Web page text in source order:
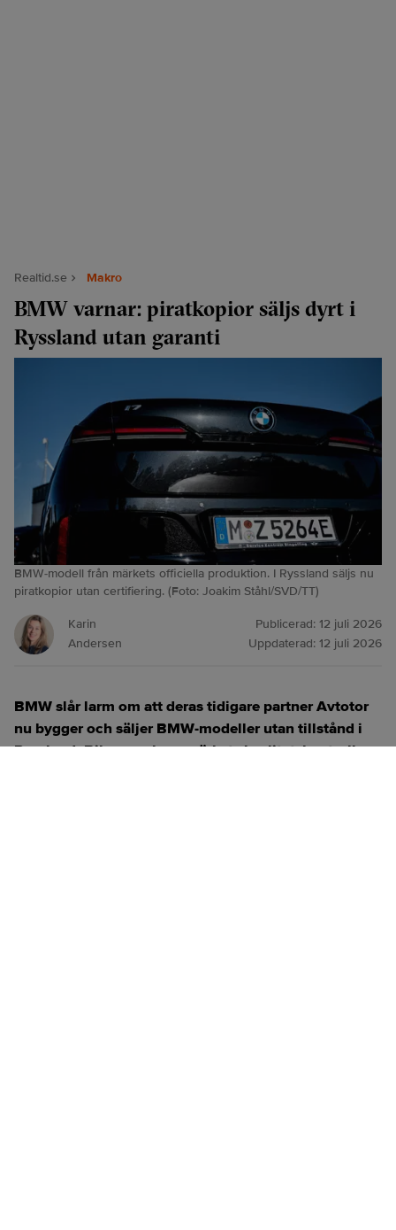
Realtid.se Makro
BMW varnar: piratkopior säljs dyrt i
Ryssland utan garanti
BMW-modell från märkets officiella produktion. I Ryssland säljs nu
piratkopior utan certifiering. (Foto: Joakim Ståhl/SVD/TT)
Karin
Andersen
Publicerad: 12 juli 2026
Uppdaterad: 12 juli 2026
BMW slår larm om att deras tidigare partner Avtotor
nu bygger och säljer BMW‑modeller utan tillstånd i
Ryssland. Bilarna saknar märkets kvalitetskontroll,